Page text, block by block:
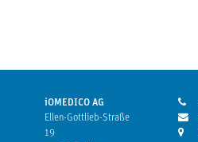
iOMEDICO AG
Ellen-Gottlieb-Straße
19